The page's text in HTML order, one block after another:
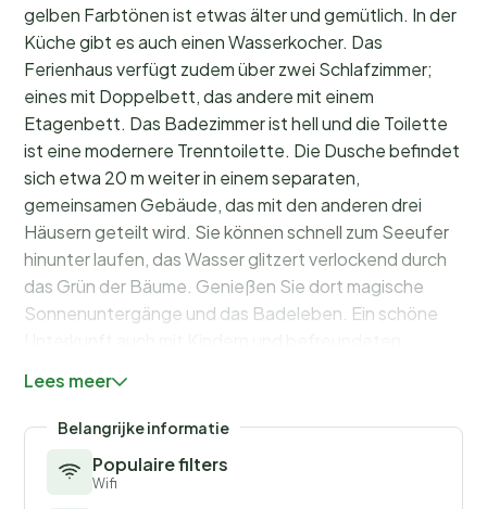
gelben Farbtönen ist etwas älter und gemütlich. In der
Küche gibt es auch einen Wasserkocher. Das
Ferienhaus verfügt zudem über zwei Schlafzimmer;
eines mit Doppelbett, das andere mit einem
Etagenbett. Das Badezimmer ist hell und die Toilette
ist eine modernere Trenntoilette. Die Dusche befindet
sich etwa 20 m weiter in einem separaten,
gemeinsamen Gebäude, das mit den anderen drei
Häusern geteilt wird. Sie können schnell zum Seeufer
hinunter laufen, das Wasser glitzert verlockend durch
das Grün der Bäume. Genießen Sie dort magische
Sonnenuntergänge und das Badeleben. Ein schöne
Naturschutzgebiet Braås Park ist ein gut besuchtes
und beliebtes Ausflugsziel mit abwechslungsreicher
Lees meer
Belangrijke informatie
Populaire filters
Wifi